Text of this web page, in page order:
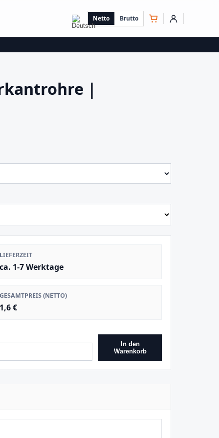
Netto Brutto
|
LIEFERZEIT
ca. 1-7 Werktage
GESAMTPREIS (NETTO)
1,6 €
In den
Warenkorb